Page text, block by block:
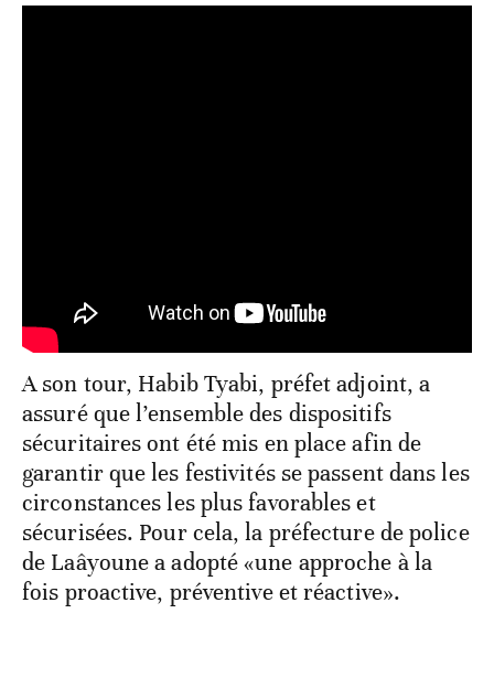
A son tour, Habib Tyabi, préfet adjoint, a
assuré que l’ensemble des dispositifs
sécuritaires ont été mis en place afin de
garantir que les festivités se passent dans les
circonstances les plus favorables et
sécurisées. Pour cela, la préfecture de police
de Laâyoune a adopté «une approche à la
fois proactive, préventive et réactive».